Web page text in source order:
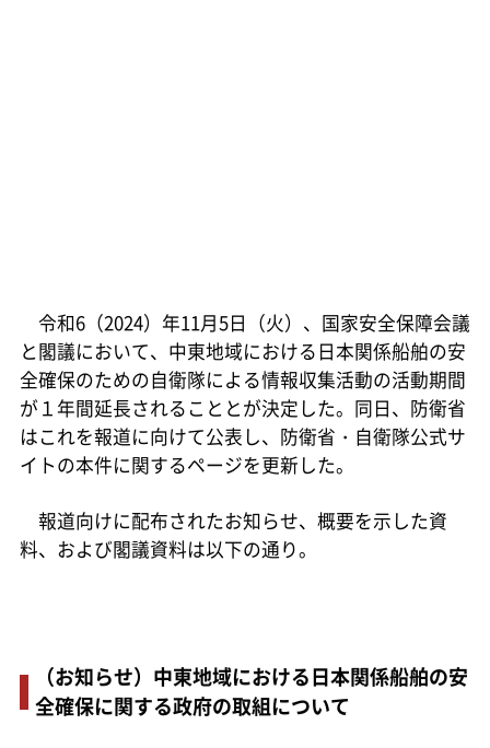
令和6（2024）年11月5日（火）、国家安全保障会議
と閣議において、中東地域における日本関係船舶の安
全確保のための自衛隊による情報収集活動の活動期間
が１年間延長されることとが決定した。同日、防衛省
はこれを報道に向けて公表し、防衛省・自衛隊公式サ
イトの本件に関するページを更新した。
報道向けに配布されたお知らせ、概要を示した資
料、および閣議資料は以下の通り。
（お知らせ）中東地域における日本関係船舶の安
全確保に関する政府の取組について